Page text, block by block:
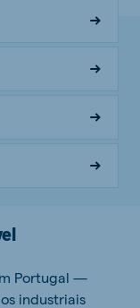
Portugal —
industriais